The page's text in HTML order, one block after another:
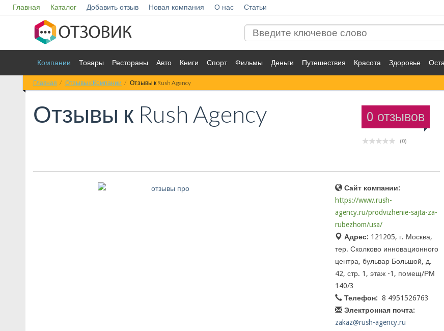
Главная Каталог Добавить отзыв Новая компания О нас Статьи
Компании Товары Рестораны Авто Книги Спорт Фильмы Деньги Путешествия Красота Здоровье
Главная Отзывы к Компании Отзывы к Rush Agency
0 отзывов
(0)
Отзывы к Rush Agency
Сайт компании:
https://www.rush-
agency.ru/prodvizhenie-sajta-za-
rubezhom/usa/
Адрес: 121205, г. Москва,
тер. Сколково инновационного
центра, бульвар Большой, д.
42, стр. 1, этаж -1, помещ/РМ
140/3
Телефон: 8 4951526763
Электронная почта:
zakaz@rush-agency.ru